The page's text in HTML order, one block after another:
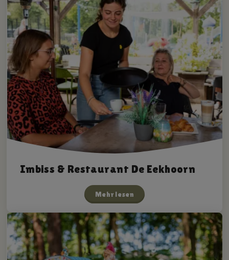
Imbiss & Restaurant De Eekhoorn
Mehr lesen